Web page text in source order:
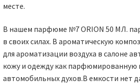
месте.
В нашем парфюме №7 ORION 50 МЛ.
в своих силах. В ароматическую
для ароматизации воздуха в салоне
кожу и одежду как парфюмированную
автомобильных духов.В емкости нет